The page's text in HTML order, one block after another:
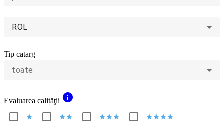
ROL
Tip catarg
toate
Evaluarea calităţii info
star starstar starstarstar starstarstarstar